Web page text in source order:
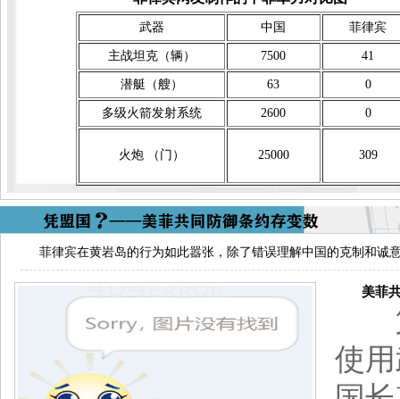
武器 中国 菲律宾
主战坦克（辆） 7500 41
潜艇（艘） 63 0
多级火箭发射系统 2600 0
火炮 （门） 25000 309
菲律宾在黄岩岛的行为如此嚣张，除了错误理解中国的克制和诚
美菲共
第
使